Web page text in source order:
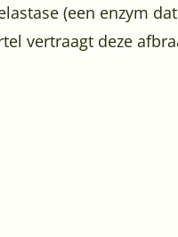
(een enzym
vertraagt deze